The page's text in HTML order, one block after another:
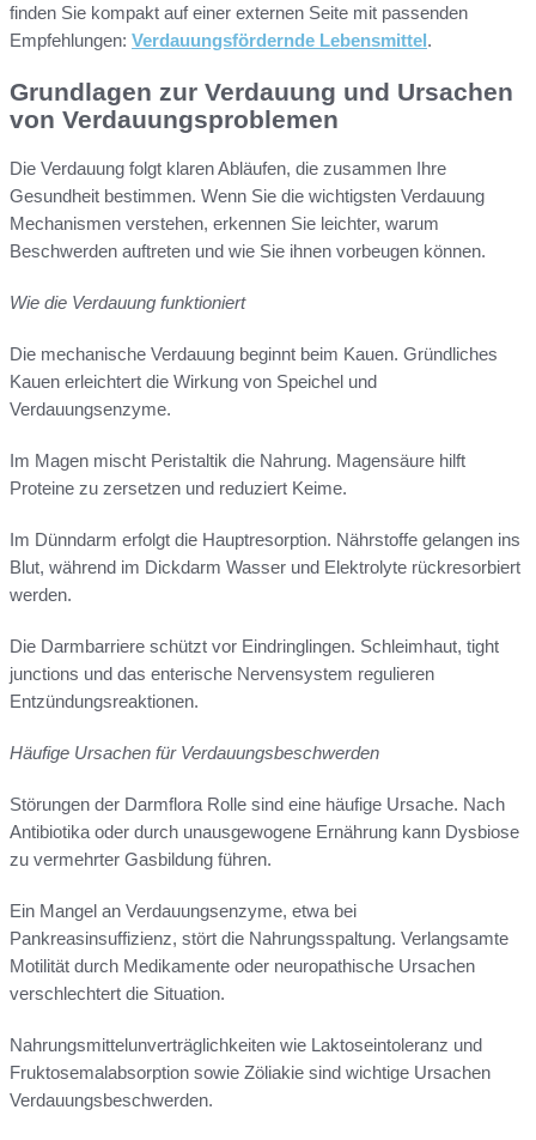
finden Sie kompakt auf einer externen Seite mit passenden
Empfehlungen: Verdauungsfördernde Lebensmittel.
Grundlagen zur Verdauung und Ursachen
von Verdauungsproblemen
Die Verdauung folgt klaren Abläufen, die zusammen Ihre
Gesundheit bestimmen. Wenn Sie die wichtigsten Verdauung
Mechanismen verstehen, erkennen Sie leichter, warum
Beschwerden auftreten und wie Sie ihnen vorbeugen können.
Wie die Verdauung funktioniert
Die mechanische Verdauung beginnt beim Kauen. Gründliches
Kauen erleichtert die Wirkung von Speichel und
Verdauungsenzyme.
Im Magen mischt Peristaltik die Nahrung. Magensäure hilft
Proteine zu zersetzen und reduziert Keime.
Im Dünndarm erfolgt die Hauptresorption. Nährstoffe gelangen ins
Blut, während im Dickdarm Wasser und Elektrolyte rückresorbiert
werden.
Die Darmbarriere schützt vor Eindringlingen. Schleimhaut, tight
junctions und das enterische Nervensystem regulieren
Entzündungsreaktionen.
Häufige Ursachen für Verdauungsbeschwerden
Störungen der Darmflora Rolle sind eine häufige Ursache. Nach
Antibiotika oder durch unausgewogene Ernährung kann Dysbiose
zu vermehrter Gasbildung führen.
Ein Mangel an Verdauungsenzyme, etwa bei
Pankreasinsuffizienz, stört die Nahrungsspaltung. Verlangsamte
Motilität durch Medikamente oder neuropathische Ursachen
verschlechtert die Situation.
Nahrungsmittelunverträglichkeiten wie Laktoseintoleranz und
Fruktosemalabsorption sowie Zöliakie sind wichtige Ursachen
Verdauungsbeschwerden.